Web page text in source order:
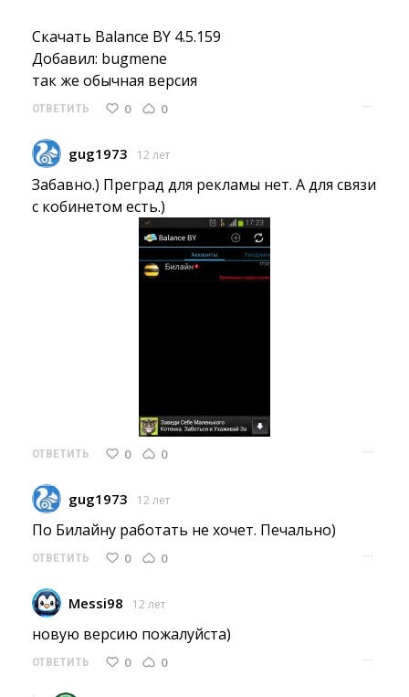
Скачать Balance BY 4.5.159
Добавил: bugmene
так же обычная версия
ОТВЕТИТЬ 0 0 ···
gug1973 12 лет
Забавно.) Преград для рекламы нет. А для связи
с кобинетом есть.)
ОТВЕТИТЬ 0 0 ···
gug1973 12 лет
По Билайну работать не хочет. Печально)
ОТВЕТИТЬ 0 0 ···
Messi98 12 лет
новую версию пожалуйста)
ОТВЕТИТЬ 0 0 ···